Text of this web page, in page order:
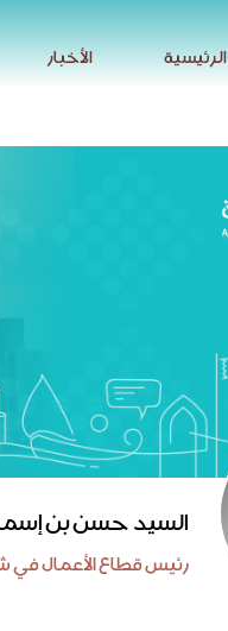
الرئيسية الأخبار
السيد حسن بن
رئيس قطاع الأعمال في